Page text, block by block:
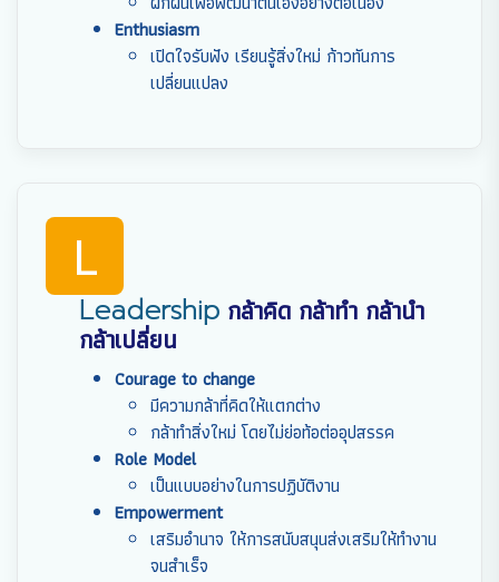
Enthusiasm
เปิดใจรับฟัง เรียนรู้สิ่งใหม่ ก้าวทันการ
เปลี่ยนแปลง
L
Leadership กล้าคิด กล้าทำ กล้านำ
กล้าเปลี่ยน
Courage to change
มีความกล้าที่คิดให้แตกต่าง
กล้าทำสิ่งใหม่ โดยไม่ย่อท้อต่ออุปสรรค
Role Model
เป็นแบบอย่างในการปฏิบัติงาน
Empowerment
เสริมอำนาจ ให้การสนับสนุนส่งเสริมให้ทำงาน
จนสำเร็จ